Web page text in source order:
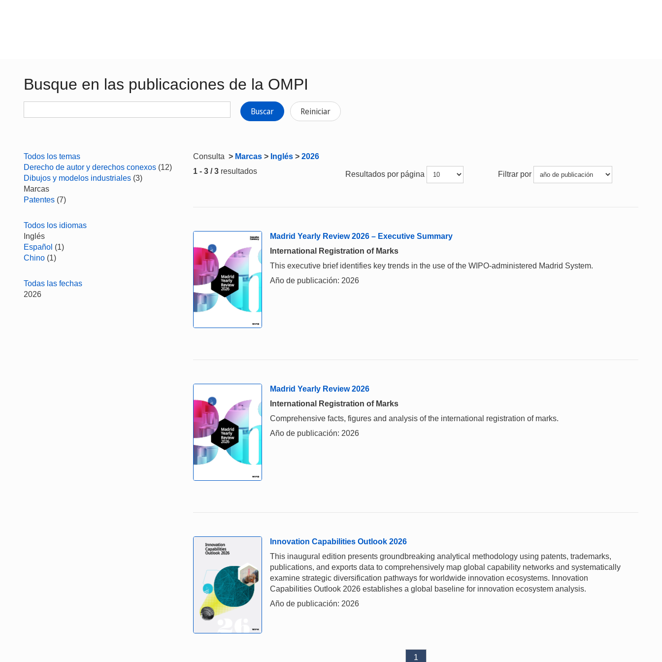
Busque en las publicaciones de la OMPI
Buscar Reiniciar
Todos los temas
Derecho de autor y derechos conexos (12)
Dibujos y modelos industriales (3)
Marcas
Patentes (7)
Todos los idiomas
Inglés
Español (1)
Chino (1)
Todas las fechas
2026
Consulta > Marcas > Inglés > 2026
1 - 3 / 3 resultados Resultados por página Filtrar por
Madrid Yearly Review 2026 – Executive Summary
International Registration of Marks
This executive brief identifies key trends in the use of the WIPO-administered Madrid System.
Año de publicación: 2026
Madrid Yearly Review 2026
International Registration of Marks
Comprehensive facts, figures and analysis of the international registration of marks.
Año de publicación: 2026
Innovation Capabilities Outlook 2026
This inaugural edition presents groundbreaking analytical methodology using patents, trademarks,
publications, and exports data to comprehensively map global capability networks and systematically
examine strategic diversification pathways for worldwide innovation ecosystems. Innovation
Capabilities Outlook 2026 establishes a global baseline for innovation ecosystem analysis.
Año de publicación: 2026
1